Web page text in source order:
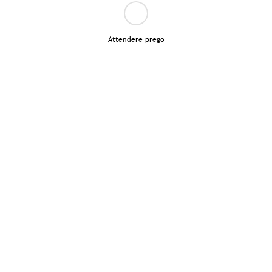
Attendere prego